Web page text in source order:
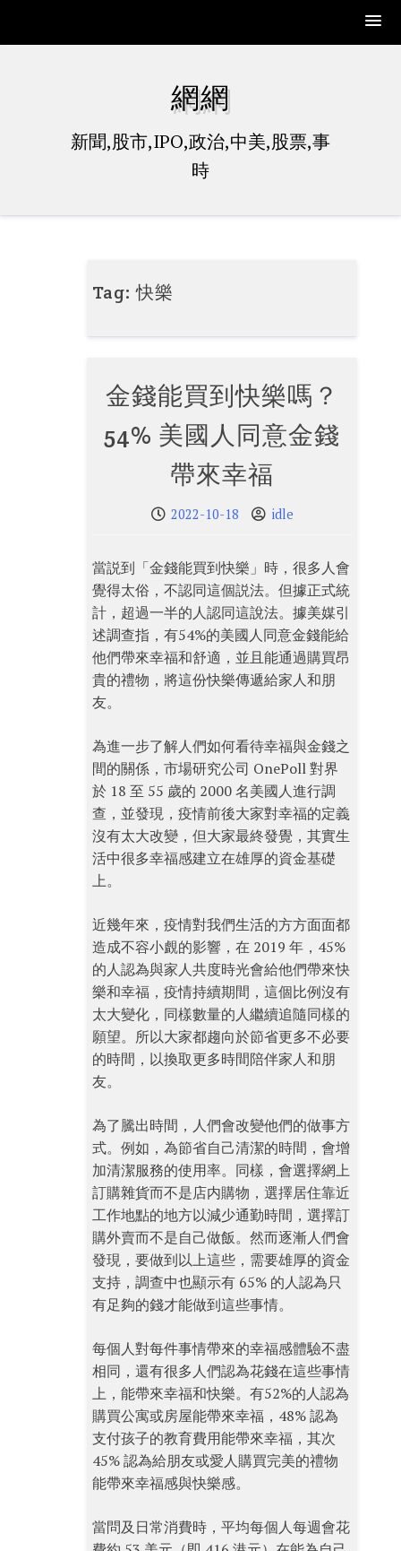
網網
新聞,股市,IPO,政治,中美,股票,事
時
Tag:快樂
金錢能買到快樂嗎？
54% 美國人同意金錢
帶來幸福
2022-10-18 idle
當説到「金錢能買到快樂」時，很多人會
覺得太俗，不認同這個説法。但據正式統
計，超過一半的人認同這說法。據美媒引
述調查指，有54%的美國人同意金錢能給
他們帶來幸福和舒適，並且能通過購買昂
貴的禮物，將這份快樂傳遞給家人和朋
友。
為進一步了解人們如何看待幸福與金錢之
間的關係，市場研究公司 OnePoll 對界
於 18 至 55 歲的 2000 名美國人進行調
查，並發現，疫情前後大家對幸福的定義
沒有太大改變，但大家最終發覺，其實生
活中很多幸福感建立在雄厚的資金基礎
上。
近幾年來，疫情對我們生活的方方面面都
造成不容小覰的影響，在 2019 年，45%
的人認為與家人共度時光會給他們帶來快
樂和幸福，疫情持續期間，這個比例沒有
太大變化，同樣數量的人繼續追隨同樣的
願望。所以大家都趨向於節省更多不必要
的時間，以換取更多時間陪伴家人和朋
友。
為了騰出時間，人們會改變他們的做事方
式。例如，為節省自己清潔的時間，會增
加清潔服務的使用率。同樣，會選擇網上
訂購雜貨而不是店内購物，選擇居住靠近
工作地點的地方以減少通勤時間，選擇訂
購外賣而不是自己做飯。然而逐漸人們會
發現，要做到以上這些，需要雄厚的資金
支持，調查中也顯示有 65% 的人認為只
有足夠的錢才能做到這些事情。
每個人對每件事情帶來的幸福感體驗不盡
相同，還有很多人們認為花錢在這些事情
上，能帶來幸福和快樂。有52%的人認為
購買公寓或房屋能帶來幸福，48% 認為
支付孩子的教育費用能帶來幸福，其次
45% 認為給朋友或愛人購買完美的禮物
能帶來幸福感與快樂感。
當問及日常消費時，平均每個人每週會花